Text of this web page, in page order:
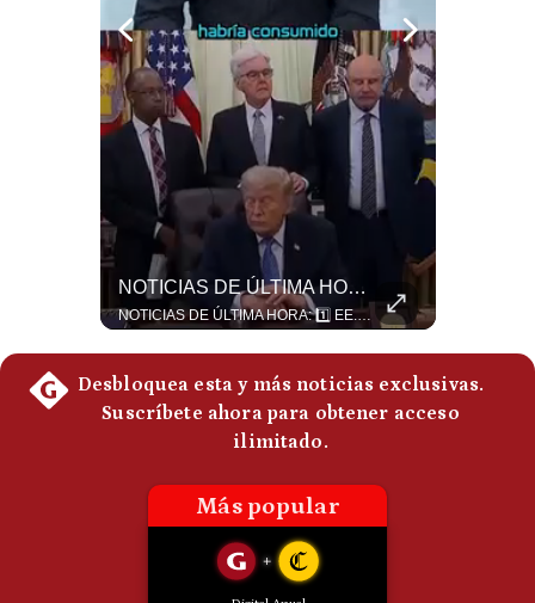
NOTICIAS DE ÚLTIMA HORA: EE.UU. Se Queda Sin Misiles En Medio Oriente
NOTICIAS DE ÚLTIMA HORA: 1️⃣ EE.UU.: Habría gastado casi el 80% de sus misiles más avanzados (THAAD), un factor clave en las decisiones de Donald Trump frente a Irán. 2️⃣ Argentina y Brasil: Tensión diplomática escala; Brasil solicita el regreso del embajador argentino tras fuertes declaraciones de Javier Milei. 3️⃣ México: Asesinan al influencer César Gastélum a balazos durante una transmisión en vivo en Culiacán, Sinaloa. 4️⃣ Alemania: Ataque con dron explosivo obliga a suspender el aeropuerto de Leipzig, punto logístico clave de la OTAN para enviar material a Ucrania. ¿Qué noticia te parece la más impactante del día? ¡Te leo en los comentarios! 👇 #EEUU #JavierMilei #CesarGastelum #Alemania #Noticias #UltimaHora #NoticiasDelDia 🚀 ¿Quieres entender el mundo sin ruido? Únete a nuestra comunidad y forma parte del cambio. #GestiónNewsroomLive #NoticiasGlobales #AnálisisGeopolítico #EconomíaMundial #IA #Geopolítica #LatinosEnUSA #NoticiasEnEspañol 👉 Suscríbete y activa la campana para no perderte nuestro análisis diario. 🌎 Síguenos en nuestras redes sociales: 📌 Web oficial: https://gestion.pe/mundo/ 📌 LinkedIn: http://bit.ly/3HYIET0 📌 X (Twitter): http://bit.ly/4noZtX9 📌 TikTok: http://bit.ly/4evB6TO